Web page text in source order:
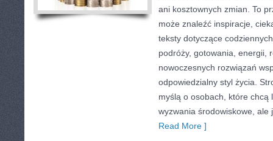
ani kosztownych zmian. To
może znaleźć inspiracje,
teksty dotyczące
podróży, gotowania, energii,
nowoczesnych rozwiązań
odpowiedzialny styl życia.
myślą o osobach, które chcą
wyzwania środowiskowe, ale
Read More ]